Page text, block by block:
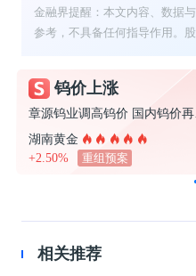
金融界提醒：本文内容、数据
参考，不具备任何指导作用。
钨价上涨
湖南黄金
+2.50%
重组预案
相关推荐